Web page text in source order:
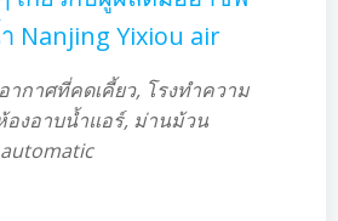
Nanjing Yixiou air
ากาศที่คดเคี้ยว, โรงทำความ
องอาบน้ำแอร์, ม่านม้วน